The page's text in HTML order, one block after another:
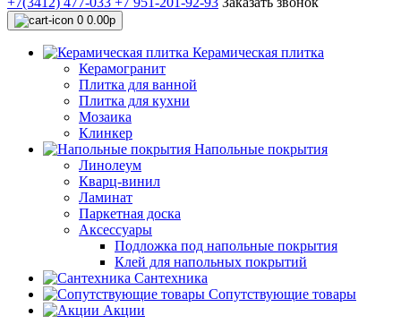
0 0.00р
Керамическая плитка
Керамогранит
Плитка для ванной
Плитка для кухни
Мозаика
Клинкер
Напольные покрытия
Линолеум
Кварц-винил
Ламинат
Паркетная доска
Аксессуары
Подложка под напольные покрытия
Клей для напольных покрытий
Сантехника
Сопутствующие товары
Акции